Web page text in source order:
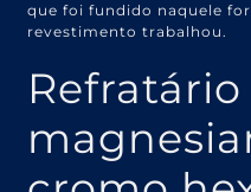
que foi fundido naquele
revestimento trabalhou.